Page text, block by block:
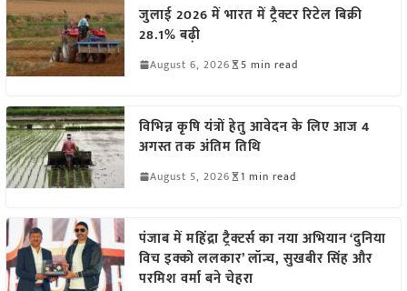
जुलाई 2026 में भारत में ट्रैक्टर रिटेल बिक्री
28.1% बढ़ी
August 6, 2026 5 min read
विभिन्न कृषि यंत्रों हेतु आवेदन के लिए आज 4
अगस्त तक अंतिम तिथि
August 5, 2026 1 min read
पंजाब में महिंद्रा ट्रैक्टर्स का नया अभियान ‘दुनिया
विच इक्को ललकार’ लॉन्च, सुखबीर सिंह और
परमिश वर्मा बने चेहरा